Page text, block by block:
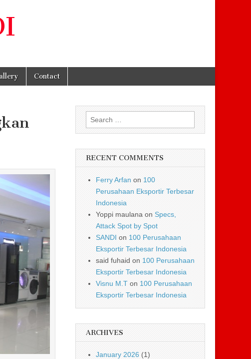
Contact
Search for:
RECENT COMMENTS
Ferry Arfan on 100
Perusahaan Eksportir Terbesar
Indonesia
Yoppi maulana on Specs,
Attack Spot by Spot
SANDI on 100 Perusahaan
Eksportir Terbesar Indonesia
said fuhaid on 100 Perusahaan
Eksportir Terbesar Indonesia
Visnu M.T on 100 Perusahaan
Eksportir Terbesar Indonesia
ARCHIVES
January 2026 (1)